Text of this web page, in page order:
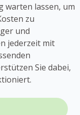
warten lassen, um
zu
und
jederzeit mit
Sie dabei,